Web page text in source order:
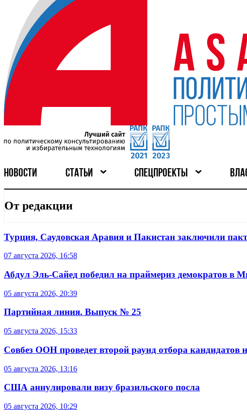
НОВОСТИ СТАТЬИ СПЕЦПРОЕКТЫ
От редакции
Турция, Саудовская Аравия и Пакистан заключили
07 августа 2026, 16:58
Абдул Эль-Сайед победил на праймериз демократов в
05 августа 2026, 20:39
Партийная линия. Выпуск № 25
05 августа 2026, 15:33
Совбез ООН проведет второй раунд отбора кандидатов
05 августа 2026, 13:16
США аннулировали визу бразильского посла
05 августа 2026, 10:29